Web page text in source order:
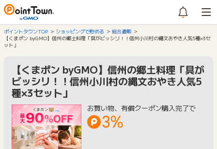
ポイントタウンTOP ショッピングで貯める
総合通販
【くまポン byGMO】信州の郷土料理「具がビッシリ！！信州小川村の縄文おやき人気5種×3セ
ット」
【くまポン byGMO】信州の郷土料理「具が
ビッシリ！！信州小川村の縄文おやき人気5
種×3セット」
お買い物、有償クーポン購入完了で
3%